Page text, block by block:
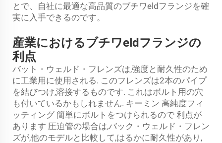
とで、自社に最適な高品質のブチワeldフランジを確
実に入手できるのです。
産業におけるブチワeldフランジの
利点
バット・ウェルド・フレンズは,強度と耐久性のため
に工業用に使用される. このフレンズは2本のパイプ
を結びつけ,溶接するものです. これはボルト用の穴
も付いているかもしれません. キーミン 高純度フィ
ッティング 簡単にボルトをつけられるので 利点が
あります 圧迫管の場合は,バック・ウェルド・フレン
ズが,他のモデルと比較して,はるかに耐久性があり,